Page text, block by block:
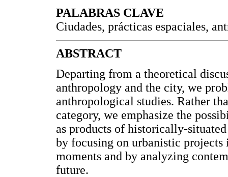
PALABRAS CLAVE
Ciudades, prácticas espaciales,
ABSTRACT
Departing from a theoretical
anthropology and the city, we
anthropological studies. Rather
category, we emphasize the
as products of historically-
by focusing on urbanistic
moments and by analyzing
future.